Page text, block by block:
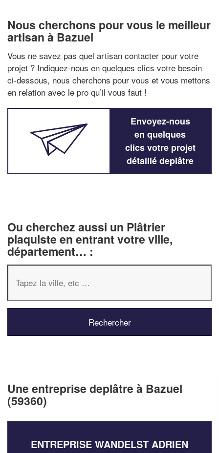
Nous cherchons pour vous le meilleur
artisan à Bazuel
Vous ne savez pas quel artisan contacter pour votre
projet ? Indiquez-nous en quelques clics votre besoin
ci-dessous, nous cherchons pour vous et vous mettons
en relation avec le pro qu’il vous faut !
Envoyez-nous
en quelques
clics votre projet
détaillé deplâtre
Ou cherchez aussi un Plâtrier
plaquiste en entrant votre ville,
département… :
Une entreprise deplâtre à Bazuel
(59360)
ENTREPRISE WANDELST ADRIEN
Augmentez votre chiffre d'affaires
En savoir plus